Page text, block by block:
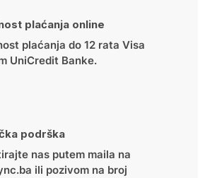
plaćanja online
plaćanja do 12 rata Visa
UniCredit Banke.
podrška
nas putem maila na
ili pozivom na broj